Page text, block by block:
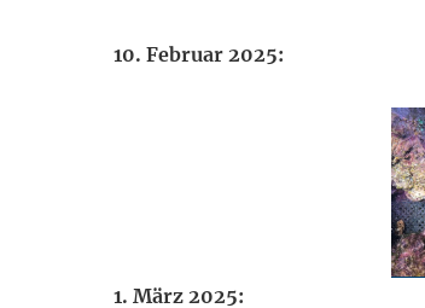
10. Februar 2025:
1. März 2025: